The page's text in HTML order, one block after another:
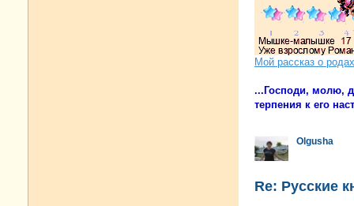
Мой рассказ о родах
...Господи, молю,
терпения к его
Olgusha
Re: Русские